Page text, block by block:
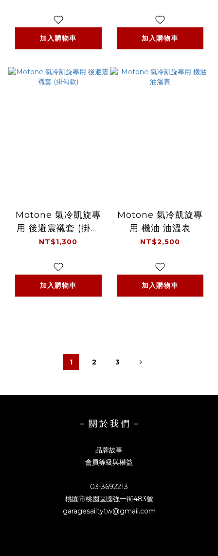
加入購物車 加入購物車
Motone 氣冷凱旋專
用 後避震襯套 (掛勾
款)
NT$1,300
加入購物車
Motone 氣冷凱旋專
用 機油 油溫表
NT$2,500
加入購物車
1 2 3
－ 關 於 我 們 －
品牌故事
會員等級與權益
03-3692213
桃園市桃園區國強一街483號
garagesailtytw@gmail.com